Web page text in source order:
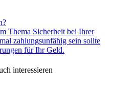
Thema Sicherheit bei Ihrer
zahlungsunfähig sein sollte
für Ihr Geld.
interessieren